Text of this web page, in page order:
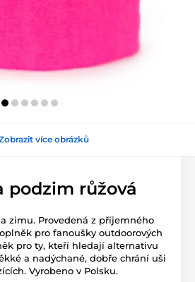
více obrázků
podzim růžová
zimu. Provedená z příjemného
pro fanoušky outdoorových
pro ty, kteří hledají alternativu
a nadýchané, dobře chrání uši
Vyrobeno v Polsku.